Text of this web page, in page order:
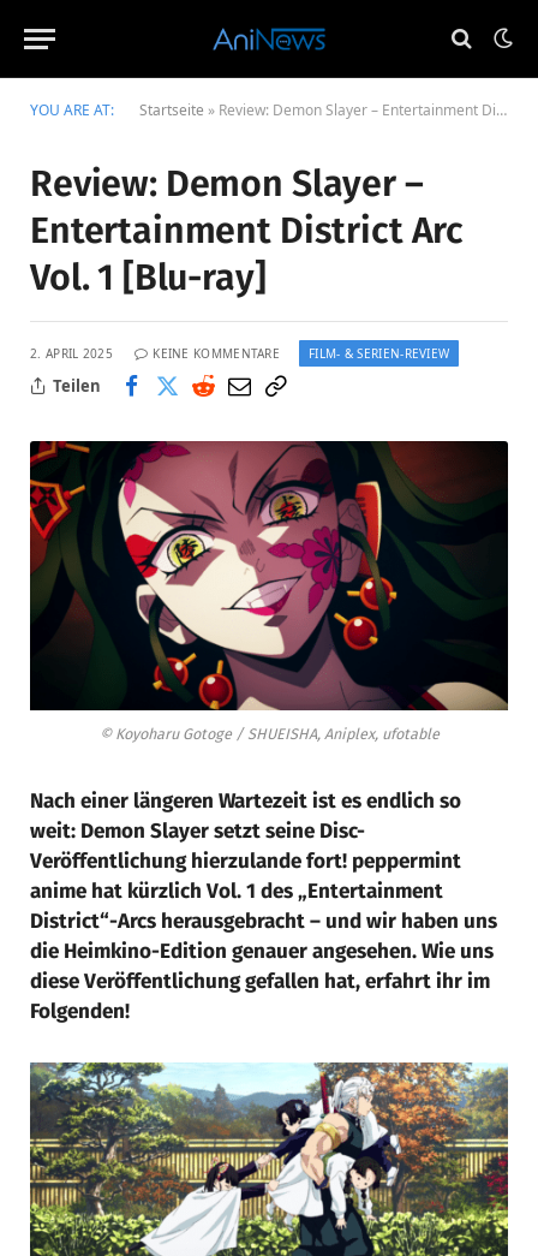
YOU ARE AT: Startseite » Review: Demon Slayer – Entertainment District Arc Vol. 1 [Blu-ray]
Review: Demon Slayer –
Entertainment District Arc
Vol. 1 [Blu-ray]
2. APRIL 2025 KEINE KOMMENTARE FILM- & SERIEN-REVIEW
Teilen
© Koyoharu Gotoge / SHUEISHA, Aniplex, ufotable
Nach einer längeren Wartezeit ist es endlich so
weit: Demon Slayer setzt seine Disc-
Veröffentlichung hierzulande fort! peppermint
anime hat kürzlich Vol. 1 des „Entertainment
District“-Arcs herausgebracht – und wir haben uns
die Heimkino-Edition genauer angesehen. Wie uns
diese Veröffentlichung gefallen hat, erfahrt ihr im
Folgenden!